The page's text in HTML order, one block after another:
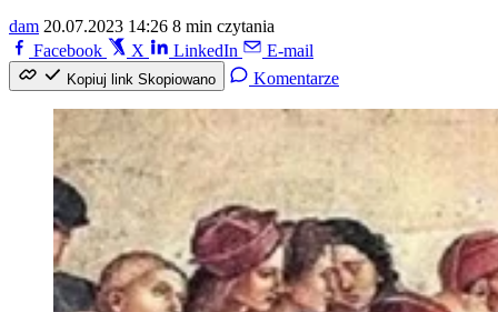
dam 20.07.2023 14:26 8 min czytania
Facebook
X LinkedIn E-mail
Kopiuj link Skopiowano Komentarze